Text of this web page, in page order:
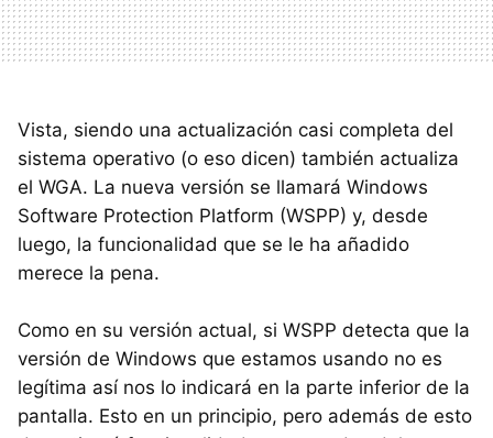
Vista, siendo una actualización casi completa del
sistema operativo (o eso dicen) también actualiza
el WGA. La nueva versión se llamará Windows
Software Protection Platform (WSPP) y, desde
luego, la funcionalidad que se le ha añadido
merece la pena.
Como en su versión actual, si WSPP detecta que la
versión de Windows que estamos usando no es
legítima así nos lo indicará en la parte inferior de la
pantalla. Esto en un principio, pero además de esto